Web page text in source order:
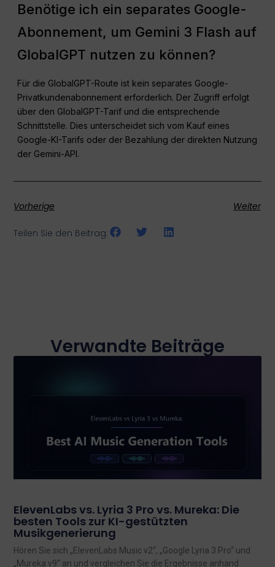
Benötige ich ein separates Google-
Abonnement, um Gemini 3 Flash auf
GlobalGPT nutzen zu können?
Für die GlobalGPT-Route ist kein separates Google-
Privatkundenabonnement erforderlich. Der Zugriff erfolgt
über den GlobalGPT-Tarif und die entsprechende
Schnittstelle. Dies unterscheidet sich vom Kauf eines
Google-KI-Tarifs oder der Bezahlung der direkten Nutzung
der Gemini-API.
Vorherige Weiter
Teilen Sie den Beitrag:
Verwandte Beiträge
ElevenLabs vs. Lyria 3 Pro vs. Mureka: Die
besten Tools zur KI-gestützten
Musikgenerierung
Hören Sie sich „ElevenLabs Music v2“, „Google Lyria 3 Pro“ und
„Mureka v9“ an und vergleichen Sie die Ergebnisse anhand